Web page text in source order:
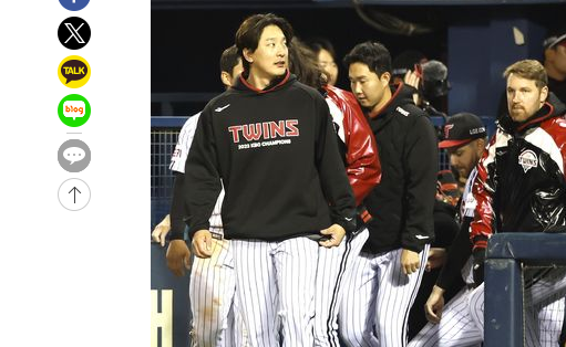
1시간 전 >
트럼프, 한국계 진보 주지사 후보 맹공…"공산주의가 최대 위협"
-32127초 전 >
[속보] 뉴욕증시, 혼조 출발…나스닥 0.3%↓, 다우 0.14%↑
-30920초 전 >
축구협회, 15년 전 심판 성 접대 파문에 "현재는 내부 지침 준수"
-29605초 전 >
경찰, '홍명보는 2순위' 결론냈던 스포츠윤리센터도 압수수색
-15201초 전 >
[속보]합참 "北 발사체는 단거리탄도미사일…감시·경계태세 강
화"
-14949초 전 >
日방위성, 北이 동해로 쏜 발사체는 탄도미사일 가능성
-13379초 전 >
[속보] SKT, 에이닷 서비스 장애 발생…"원인 파악 중"
[속보]합참 "북, 동해상으로 미상 발사체 발사"
'낮 최고 39도' 불볕더위…한밤 열대야도 계속[내일날씨]
[속보]7~9일 프로야구 3연전도 폭염 취소…11일 재개
"韓 외환시장 개입 관측 배경엔 美의 대한국 무역적자 있어"